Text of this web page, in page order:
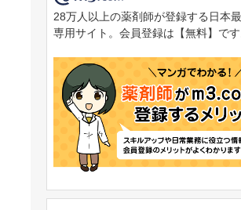
28万人以上の薬剤師が登録する日本
専用サイト。会員登録は【無料】です